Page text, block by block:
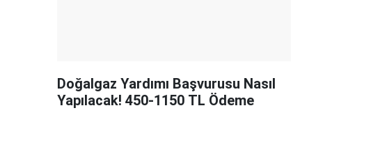
Doğalgaz Yardımı Başvurusu Nasıl
Yapılacak! 450-1150 TL Ödeme